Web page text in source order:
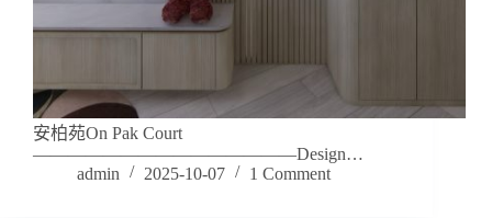
安柏苑On Pak Court
———————————————Design…
admin
2025-10-07 1 Comment